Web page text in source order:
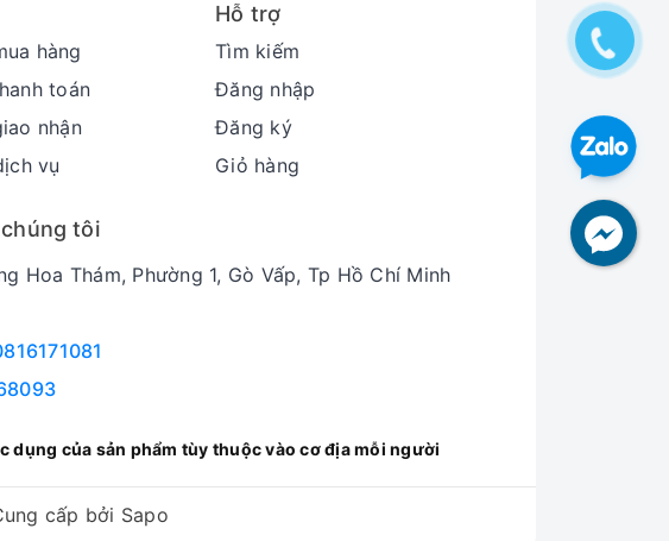
hàng
toán
nhận
vụ
Hỗ trợ
Tìm kiếm
Đăng nhập
Đăng ký
Giỏ hàng
tôi
Hoa Thám, Phường 1, Gò Vấp, Tp Hồ Chí Minh
dụng của sản phẩm tùy thuộc vào cơ địa mỗi người
cấp bởi Sapo